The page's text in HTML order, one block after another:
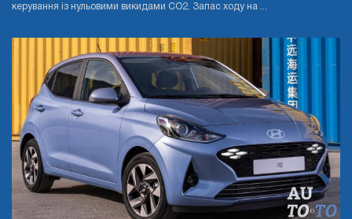
керування із нульовими викидами CO2. Запас ходу на ...